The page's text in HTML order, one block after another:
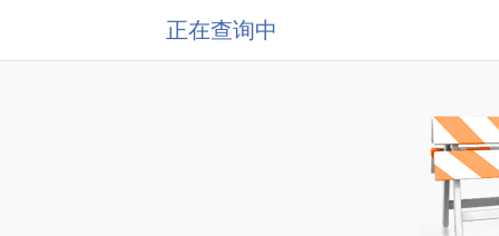
正在查询中